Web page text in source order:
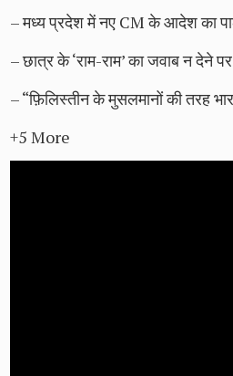
– मध्य प्रदेश में नए CM के आदेश का
– छात्र के ‘राम-राम’ का जवाब न देने
– “फ़िलिस्तीन के मुसलमानों की तरह
+5 More